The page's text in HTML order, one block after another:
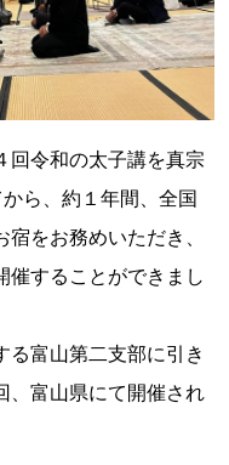
回令和の太子講を真宗
ら、約１年間、全国
をお務めいただき、
催することができまし
る富山第二支部に引き
、富山県にて開催され